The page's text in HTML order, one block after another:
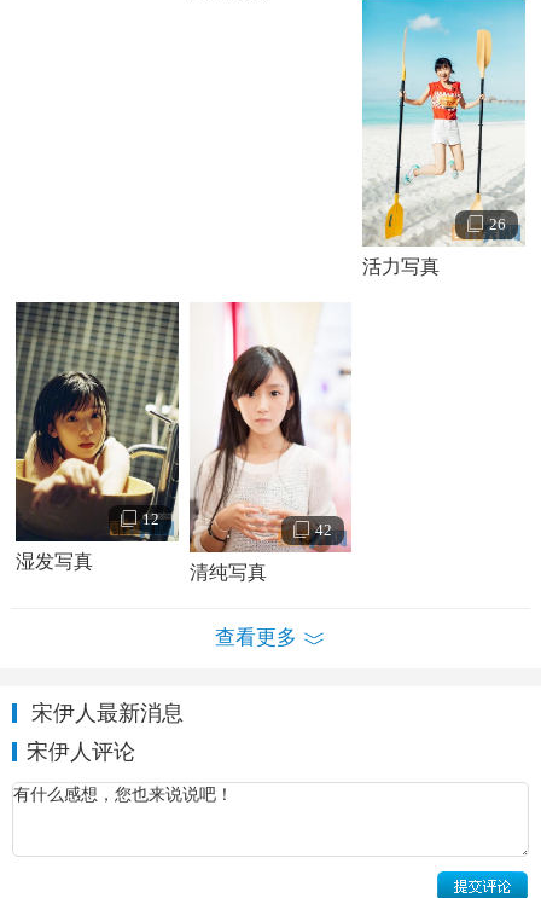
宋伊人个人资料简介 宋伊人个人经历家庭背景 宋伊人写真照
2013年，因拍摄“致青春”微博系列校服照而被网友熟知。
2015年，凭借穿越爱情电影《新步步惊心》步入演艺圈。
2017年，主演的治愈系情感电影《美容针》上映。
宋伊人个人资料简介 宋伊人个人经历家庭背景 宋伊人写真照
宋伊人演绎经历：
因“致青春”微博系列校服照而被网友熟知；8月16日，在娱乐
脱口秀节目《天天向上》播出的主题为“我在大学等你”中，
26
活力写真
12
湿发写真
42
清纯写真
查看更多
宋伊人最新消息
宋伊人评论